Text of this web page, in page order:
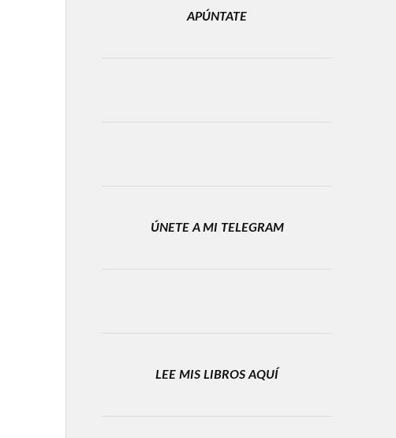
APÚNTATE
ÚNETE A MI TELEGRAM
LEE MIS LIBROS AQUÍ